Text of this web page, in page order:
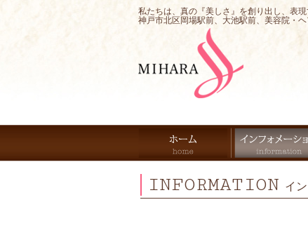
私たちは、真の『美しさ』を創り出し、表
神戸市北区岡場駅前、大池駅前、美容院・
INFORMATION イ